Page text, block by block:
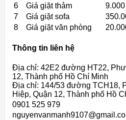
6
Giá giặt thảm
7
Giá giặt sofa
8
Giá giặt văn phòng
Thông tin liên hệ
Địa chỉ: 42E2 đường HT22,
12, Thành phố Hồ Chí Minh
Địa chỉ: 144/53 đường TCH18,
Hiệp, Quận 12, Thành phố Hồ
0901 525 979